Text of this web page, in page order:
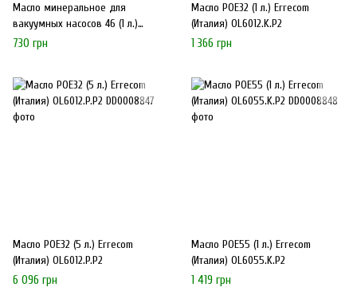
Масло минеральное для
вакуумных насосов 46 (1 л.)
Errecom (Италия) OL6054.K.P2
730 грн
Масло POE32 (1 л.) Errecom
(Италия) OL6012.K.P2
1 366 грн
Масло POE32 (5 л.) Errecom
(Италия) OL6012.P.P2
6 096 грн
Масло POE55 (1 л.) Errecom
(Италия) OL6055.K.P2
1 419 грн